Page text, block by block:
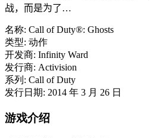
战，而是为了…
名称: Call of Duty®: Ghosts
类型: 动作
开发商: Infinity Ward
发行商: Activision
系列: Call of Duty
发行日期: 2014 年 3 月 26 日
游戏介绍